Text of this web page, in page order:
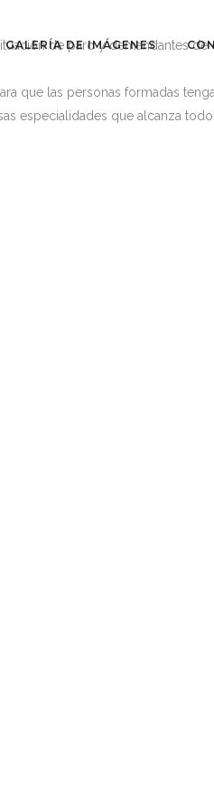
GALERÍA DE IMÁGENES
de paro y demandantes
que las personas formadas
especialidades que alcanza